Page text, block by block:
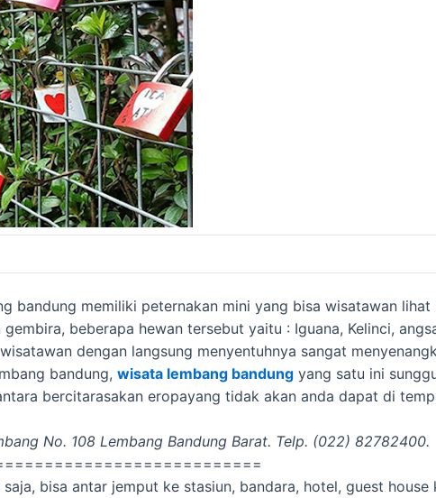
bandung memiliki peternakan mini yang bisa wisatawan lihat
beberapa hewan tersebut yaitu : Iguana, Kelinci,
dengan langsung menyentuhnya sangat
bandung, wisata lembang bandung yang satu ini
bercitarasakan eropayang tidak akan anda dapat di
No. 108 Lembang Bandung Barat. Telp. (022) 82782400.
bisa antar jemput ke stasiun, bandara, hotel, guest house